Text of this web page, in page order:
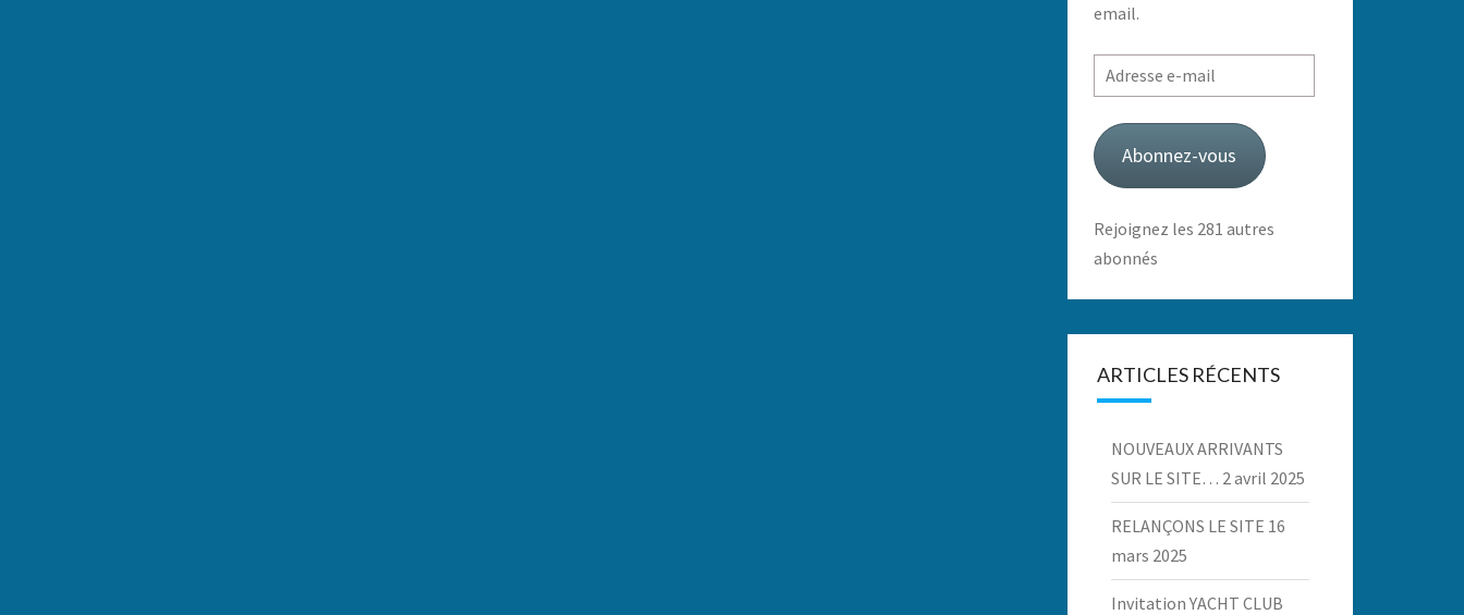
email.
Adresse
e-
mail
Abonnez-vous
Rejoignez les 281 autres
abonnés
ARTICLES RÉCENTS
NOUVEAUX ARRIVANTS
SUR LE SITE… 2 avril 2025
RELANÇONS LE SITE 16
mars 2025
Invitation YACHT CLUB